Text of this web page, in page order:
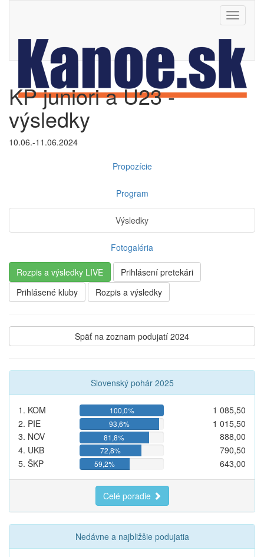
Toggle
KP juniori a U23 -
výsledky
10.06.-11.06.2024
Propozície
Program
Výsledky
Fotogaléria
Rozpis a výsledky LIVE
Prihlásení pretekári
Prihlásené kluby
Rozpis a výsledky
Späť na zoznam podujatí 2024
Slovenský pohár 2025
1. KOM 100,0%
1 085,50
2. PIE
93,6%
1 015,50
3. NOV
81,8%
888,00
4. UKB
72,8%
790,50
5. ŠKP
59,2% 643,00
Celé poradie
Nedávne a najbližšie podujatia